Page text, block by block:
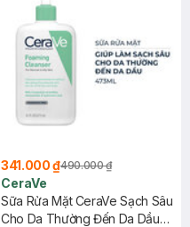
341.000 ₫490.000 ₫
CeraVe
Sữa Rửa Mặt CeraVe Sạch Sâu
Cho Da Thường Đến Da Dầu